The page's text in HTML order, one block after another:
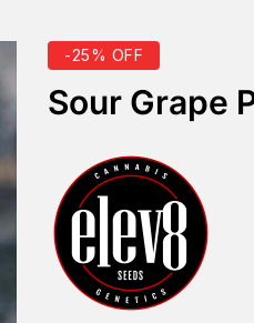
-25% OFF
Sour Grape